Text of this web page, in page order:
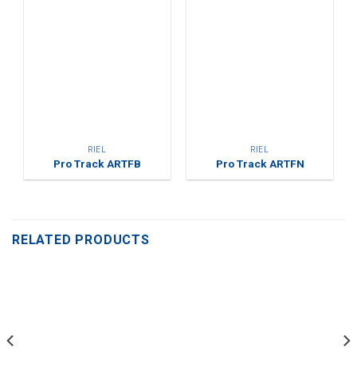
RIEL
Pro Track ARTFB
RIEL
Pro Track ARTFN
RELATED PRODUCTS